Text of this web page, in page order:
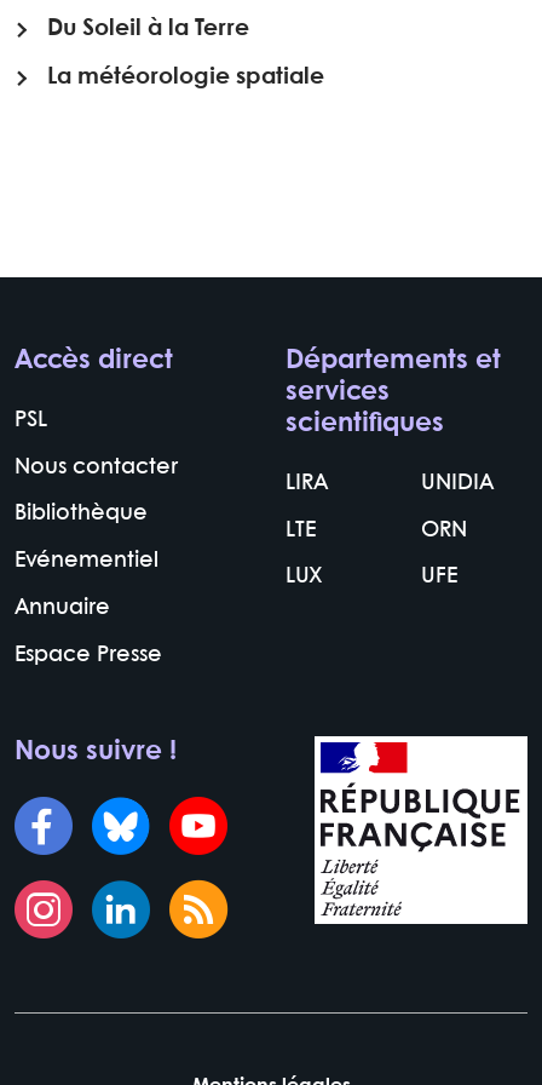
Du Soleil à la Terre
La météorologie spatiale
Accès direct
PSL
Nous contacter
Bibliothèque
Evénementiel
Annuaire
Espace Presse
Départements et
services
scientifiques
LIRA
LTE
LUX
UNIDIA
ORN
UFE
Nous suivre !